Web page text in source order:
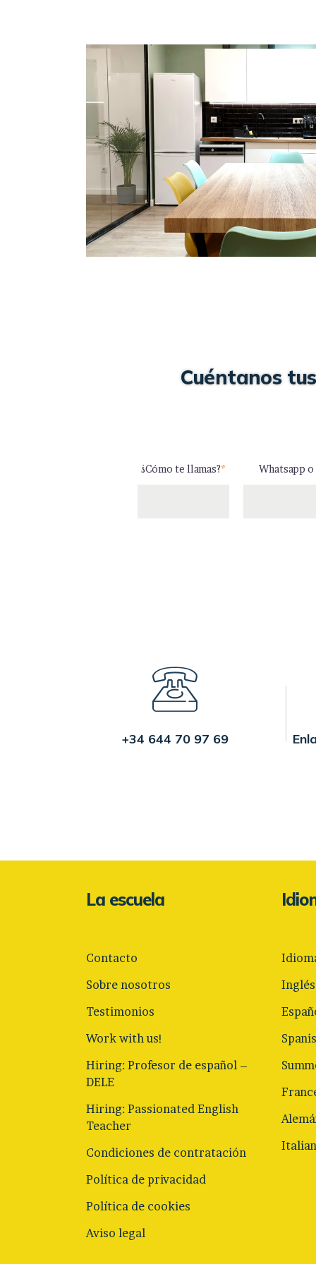
Cuéntanos
¿Cómo te llamas?* Whatsapp
+34 644 70 97 69
La escuela
Contacto
Sobre nosotros
Testimonios
Work with us!
Hiring: Profesor de español –
DELE
Hiring: Passionated English
Teacher
Condiciones de contratación
Política de privacidad
Política de cookies
Aviso legal
Inglés